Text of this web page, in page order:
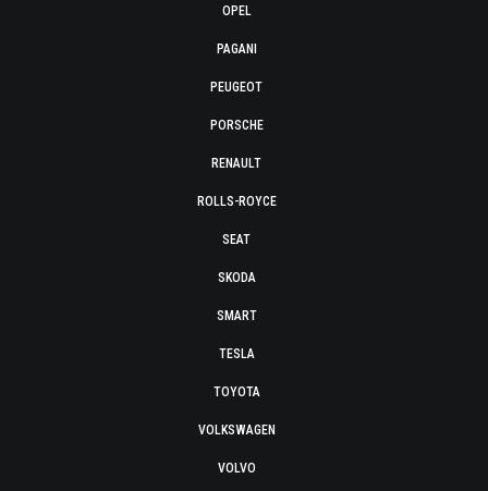
OPEL
PAGANI
PEUGEOT
PORSCHE
RENAULT
ROLLS-ROYCE
SEAT
SKODA
SMART
TESLA
TOYOTA
VOLKSWAGEN
VOLVO